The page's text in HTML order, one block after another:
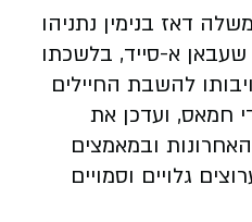
הממשלה דאז בנימין נתניהו
א-סייד, בלשכתו
להשבת החיילים
חמאס, ועדכן את
ובמאמצים
גלויים וסמויים